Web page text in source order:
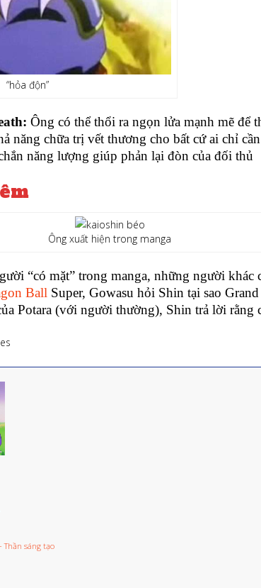
“hỏa độn”
Ông có thể thổi ra ngọn lửa mạnh mẽ để
năng chữa trị vết thương cho bất cứ ai chỉ
năng lượng giúp phản lại đòn của đối thủ
Ông xuất hiện trong manga
“có mặt” trong manga, những người khác
Ball Super, Gowasu hỏi Shin tại sao
Potara (với người thường), Shin trả lời
Thần sáng tạo